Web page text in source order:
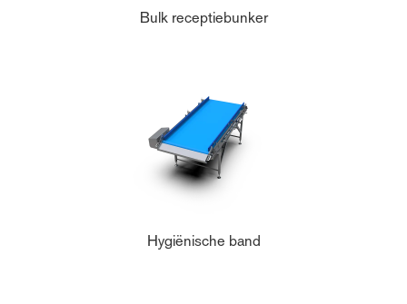
Bulk receptiebunker
Hygiënische band